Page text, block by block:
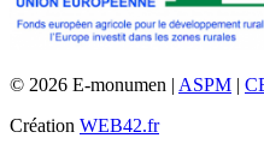
© 2026 E-monumen | ASPM |
Création WEB42.fr